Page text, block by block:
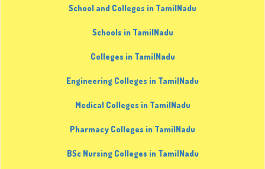
School and Colleges in TamilNadu
Schools in TamilNadu
Colleges in TamilNadu
Engineering Colleges in TamilNadu
Medical Colleges in TamilNadu
Pharmacy Colleges in TamilNadu
BSc Nursing Colleges in TamilNadu